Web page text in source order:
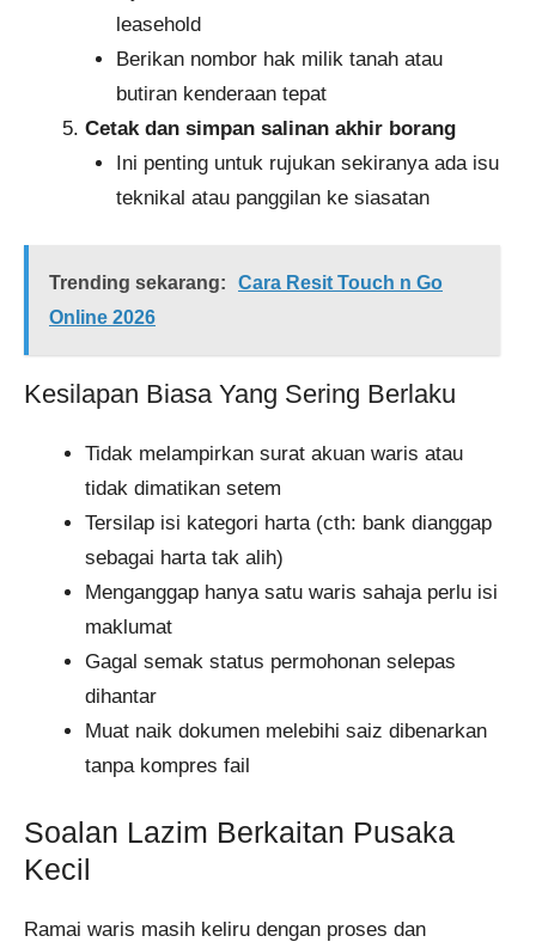
leasehold
Berikan nombor hak milik tanah atau
butiran kenderaan tepat
Cetak dan simpan salinan akhir borang
Ini penting untuk rujukan sekiranya ada isu
teknikal atau panggilan ke siasatan
Trending sekarang:
Cara Resit Touch n Go
Online 2026
Kesilapan Biasa Yang Sering Berlaku
Tidak melampirkan surat akuan waris atau
tidak dimatikan setem
Tersilap isi kategori harta (cth: bank dianggap
sebagai harta tak alih)
Menganggap hanya satu waris sahaja perlu isi
maklumat
Gagal semak status permohonan selepas
dihantar
Muat naik dokumen melebihi saiz dibenarkan
tanpa kompres fail
Soalan Lazim Berkaitan Pusaka
Kecil
Ramai waris masih keliru dengan proses dan